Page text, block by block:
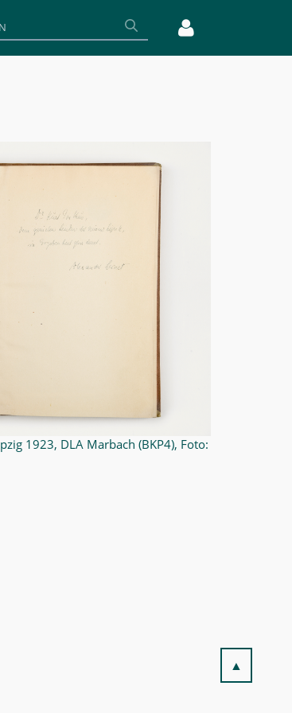
1923, DLA Marbach (BKP4), Foto:
▲